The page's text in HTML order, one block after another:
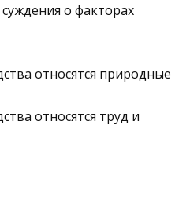
о факторах
относятся природные
относятся труд и